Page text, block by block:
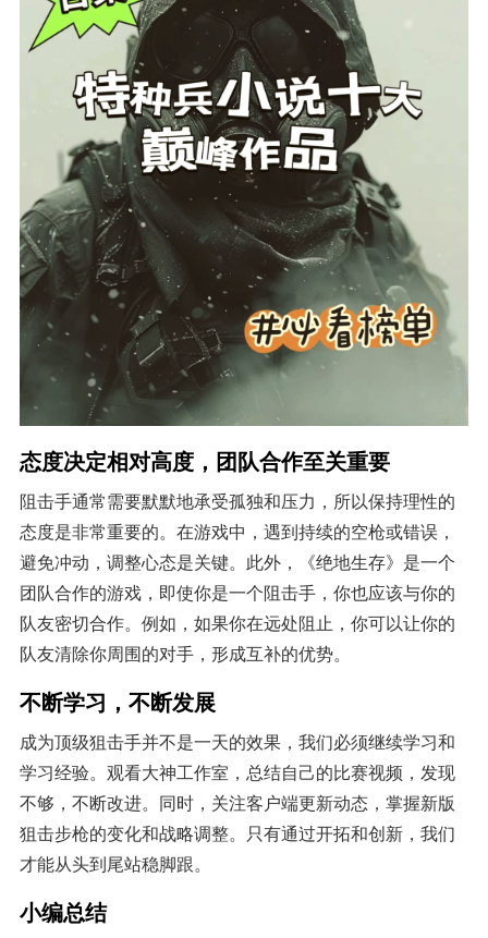
态度决定相对高度，团队合作至关重要
阻击手通常需要默默地承受孤独和压力，所以保持理性的
态度是非常重要的。在游戏中，遇到持续的空枪或错误，
避免冲动，调整心态是关键。此外，《绝地生存》是一个
团队合作的游戏，即使你是一个阻击手，你也应该与你的
队友密切合作。例如，如果你在远处阻止，你可以让你的
队友清除你周围的对手，形成互补的优势。
不断学习，不断发展
成为顶级狙击手并不是一天的效果，我们必须继续学习和
学习经验。观看大神工作室，总结自己的比赛视频，发现
不够，不断改进。同时，关注客户端更新动态，掌握新版
狙击步枪的变化和战略调整。只有通过开拓和创新，我们
才能从头到尾站稳脚跟。
小编总结